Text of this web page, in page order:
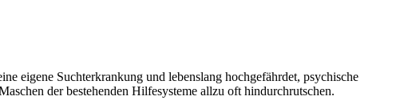
eigene Suchterkrankung und lebenslang hoch­gefährdet, psychische
der bestehenden Hilfesysteme allzu oft hindurchrutschen.